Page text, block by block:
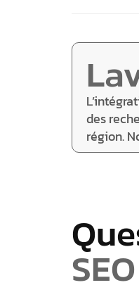
des
région.
SEO